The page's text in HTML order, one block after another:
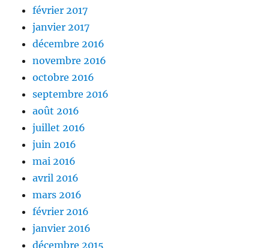
février 2017
janvier 2017
décembre 2016
novembre 2016
octobre 2016
septembre 2016
août 2016
juillet 2016
juin 2016
mai 2016
avril 2016
mars 2016
février 2016
janvier 2016
décembre 2015